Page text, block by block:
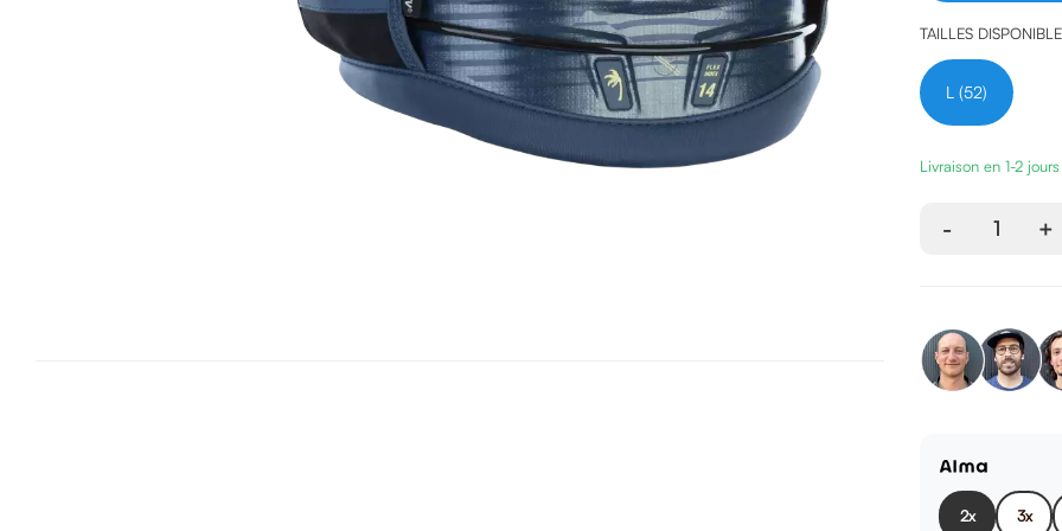
TAILLES
L (52)
Livraison en 1-2
- 1 +
2x 3x